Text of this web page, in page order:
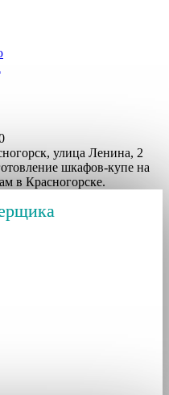
улица Ленина, 2
шкафов-купе на
в Красногорске.